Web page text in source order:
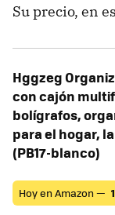
Su precio, en
Hggzeg
con cajón
bolígrafos,
para el hogar,
(PB17-blanco)
Hoy en Amazon —